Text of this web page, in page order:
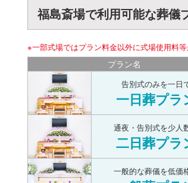
福島斎場で利用可能な葬儀
※一部式場ではプラン料金以外に式場使用料等
プラン名
告別式のみを一日
一日葬プラ
通夜・告別式を少人
二日葬プラ
一般的な葬儀を低価